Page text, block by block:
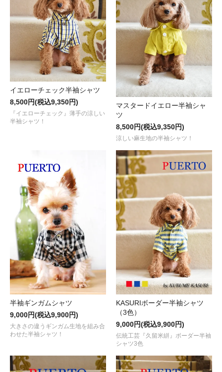
イエローチェック半袖シャツ
8,500円(税込9,350円)
『イエローチェック』薄手の涼しい
半袖シャツ！
マスタードイエロー半袖シャ
ツ
8,500円(税込9,350円)
涼しい麻生地の半袖シャツ！
半袖ギンガムシャツ
9,000円(税込9,900円)
大きさの違うギンガム生地を組み合
わせた半袖シャツ！
KASURIボーダー半袖シャツ
（3色）
9,000円(税込9,900円)
伝統工芸『久留米絣』ボーダー半袖
シャツ3色